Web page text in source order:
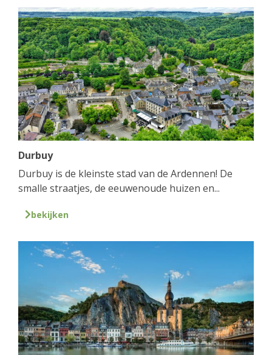
Durbuy
Durbuy is de kleinste stad van de Ardennen! De
smalle straatjes, de eeuwenoude huizen en...
bekijken